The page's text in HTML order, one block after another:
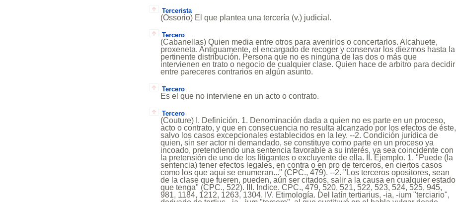
Tercerista
(Ossorio) El que plantea una tercería (v.) judicial.
Tercero
(Cabanellas) Quien media entre otros para avenirlos o concertarlos. Alcahuete,
proxeneta. Antiguamente, el encargado de recoger y conservar los diezmos hasta la
pertinente distribución. Persona que no es ninguna de las dos o más que
intervienen en trato o negocio de cualquier clase. Quien hace de arbitro para decidir
entre pareceres contrarios en algún asunto.
Tercero
Es el que no interviene en un acto o contrato.
Tercero
(Couture) I. Definición. 1. Denominación dada a quien no es parte en un proceso,
acto o contrato, y que en consecuencia no resulta alcanzado por los efectos de éste,
salvo los casos excepcionales establecidos en la ley. --2. Condición jurídica de
quien, sin ser actor ni demandado, se constituye como parte en un proceso ya
incoado, pretendiendo una sentencia favorable a su interés, ya sea coincidente con
la pretensión de uno de los litigantes o excluyente de ella. II. Ejemplo. 1. "Puede (la
sentencia) tener efectos legales, en contra o en pro de terceros, en ciertos casos
como los que aquí se enumeran..." (CPC., 479). --2. "Los terceros opositores, sean
de la clase que fueren, pueden, aún ser citados, salir a la causa en cualquier estado
que tenga" (CPC., 522). III. Indice. CPC., 479, 520, 521, 522, 523, 524, 525, 945,
981, 1184, 1212, 1263, 1304. IV. Etimología. Del latín tertiarius, -ia, -ium "terciario",